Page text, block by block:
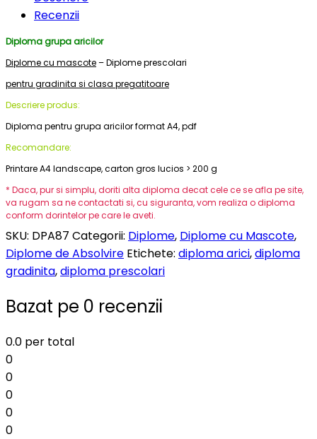
Recenzii
Diploma grupa aricilor
Diplome cu mascote– Diplome prescolari
pentru gradinita si clasa pregatitoare
Descriere produs:
Diploma pentru grupa aricilor format A4, pdf
Recomandare:
Printare A4 landscape, carton gros lucios > 200 g
* Daca, pur si simplu, doriti alta diploma decat cele ce se afla pe site,
va rugam sa ne contactati si, cu siguranta, vom realiza o diploma
conform dorintelor pe care le aveti.
SKU: DPA87 Categorii: Diplome, Diplome cu Mascote,
Diplome de Absolvire Etichete: diploma arici,diploma
gradinita,diploma prescolari
Bazat pe 0 recenzii
0.0 per total
0
0
0
0
0